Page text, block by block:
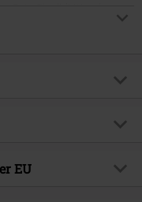
Theater). "Restoration"
Haken als "één van
laat een zeer
Metal
EU